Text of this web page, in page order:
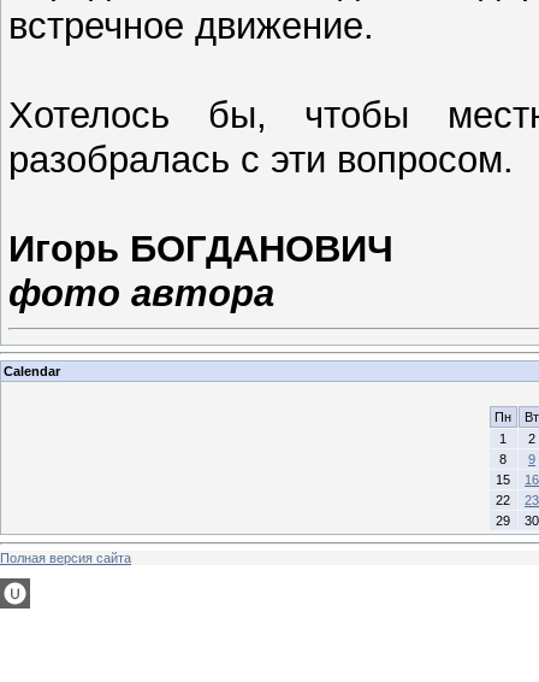
встречное движение.
Хотелось бы, чтобы
разобралась с эти вопросом.
Игорь БОГДАНОВИЧ
фото автора
Calendar
Пн
Вт
1
2
8
9
15
16
22
23
29
30
Полная версия сайта